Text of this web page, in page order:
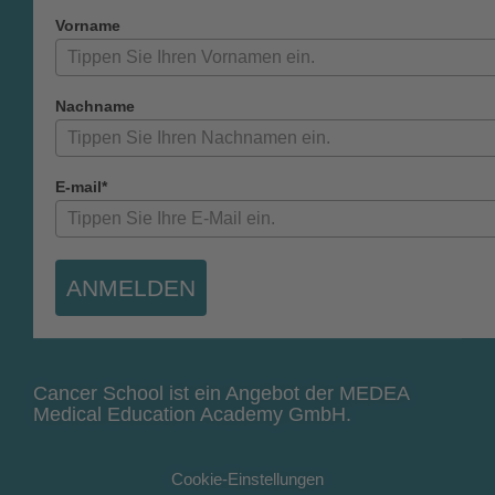
Vorname
Nachname
E-mail*
ANMELDEN
Cancer School ist ein Angebot der MEDEA
Medical Education Academy GmbH.
Cookie-Einstellungen